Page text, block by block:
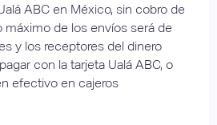
ABC en México, sin cobro de
máximo de los envíos será de
y los receptores del dinero
con la tarjeta Ualá ABC, o
efectivo en cajeros